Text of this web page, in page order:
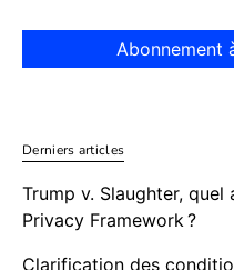
Abonnement
Derniers articles
Trump v. Slaughter,
Privacy Framework ?
Clarification des